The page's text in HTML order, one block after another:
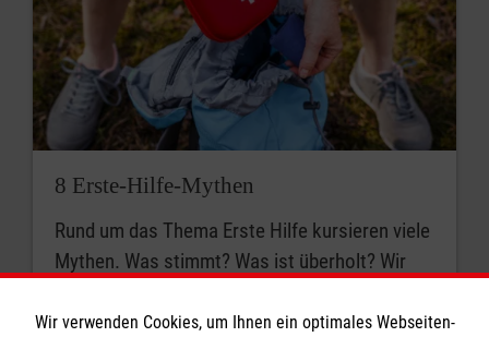
8 Erste-Hilfe-Mythen
Rund um das Thema Erste Hilfe kursieren viele
Mythen. Was stimmt? Was ist überholt? Wir
Wir verwenden Cookies, um Ihnen ein optimales Webseiten-